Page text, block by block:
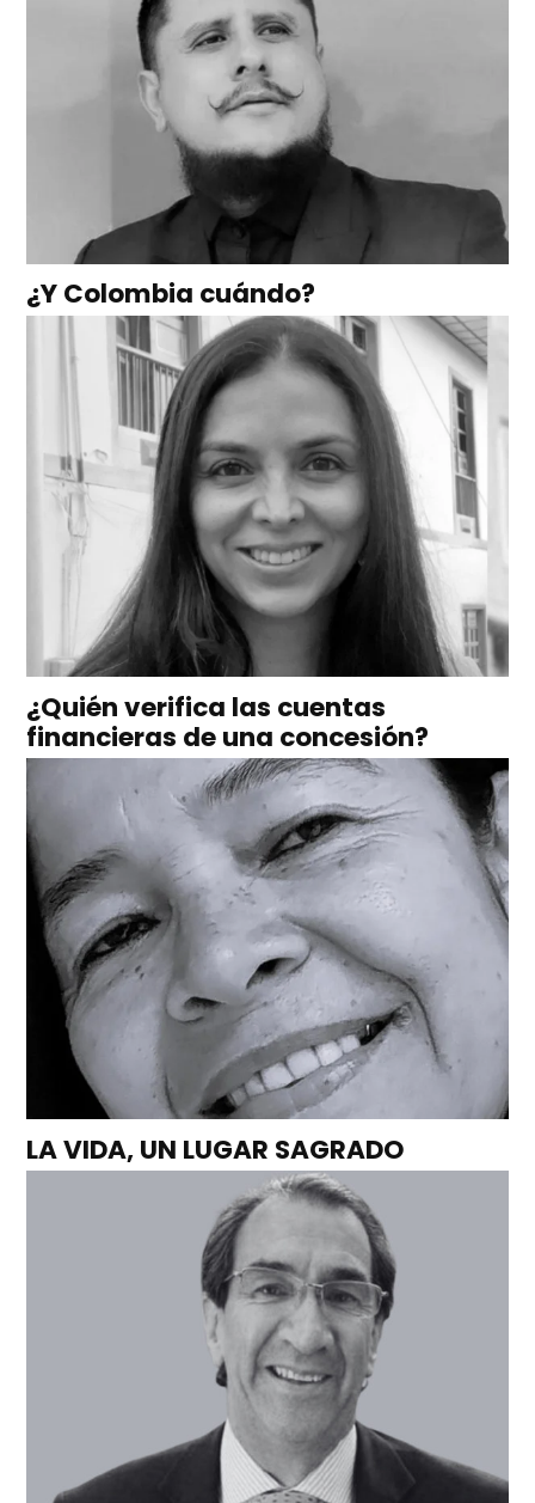
¿Y Colombia cuándo?
¿Quién verifica las cuentas
financieras de una concesión?
LA VIDA, UN LUGAR SAGRADO